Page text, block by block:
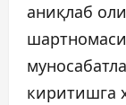
аниқлаб
киритишга